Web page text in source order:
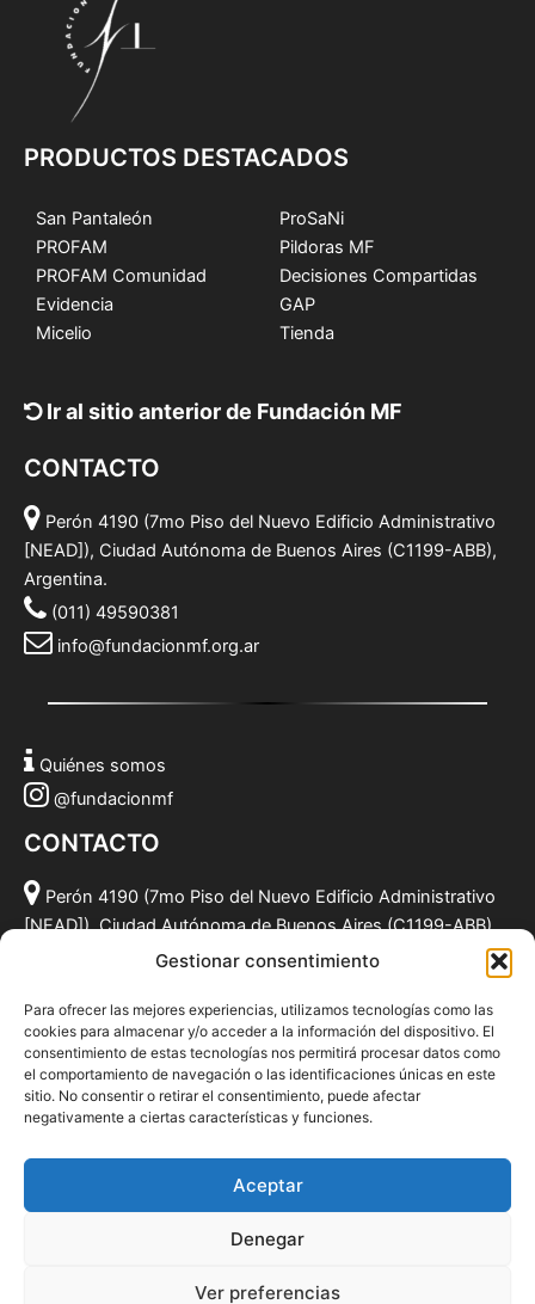
Gestionar consentimiento
Para ofrecer las mejores experiencias, utilizamos tecnologías como las
cookies para almacenar y/o acceder a la información del dispositivo. El
consentimiento de estas tecnologías nos permitirá procesar datos como
el comportamiento de navegación o las identificaciones únicas en este
sitio. No consentir o retirar el consentimiento, puede afectar
negativamente a ciertas características y funciones.
Aceptar
Denegar
Ver preferencias
PRODUCTOS DESTACADOS
San Pantaleón
PROFAM
PROFAM Comunidad
Evidencia
Micelio
ProSaNi
Pildoras MF
Decisiones Compartidas
GAP
Tienda
Ir al sitio anterior de Fundación MF
CONTACTO
Perón 4190 (7mo Piso del Nuevo Edificio Administrativo
[NEAD]), Ciudad Autónoma de Buenos Aires (C1199-ABB),
Argentina.
(011) 49590381
info@fundacionmf.org.ar
Quiénes somos
@fundacionmf
CONTACTO
Perón 4190 (7mo Piso del Nuevo Edificio Administrativo
[NEAD]), Ciudad Autónoma de Buenos Aires (C1199-ABB),
info@fundacionmf.org.ar
Politica de privacidad